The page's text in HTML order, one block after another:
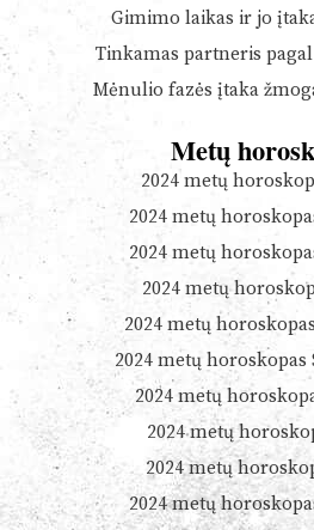
Gimimo laikas ir jo
Tinkamas partneris
Mėnulio fazės įtaka
Metų
2024 metų
2024 metų
2024 metų
2024 metų
2024 metų
2024 metų horoskopas
2024 metų
2024 metų
2024 metų
2024 metų